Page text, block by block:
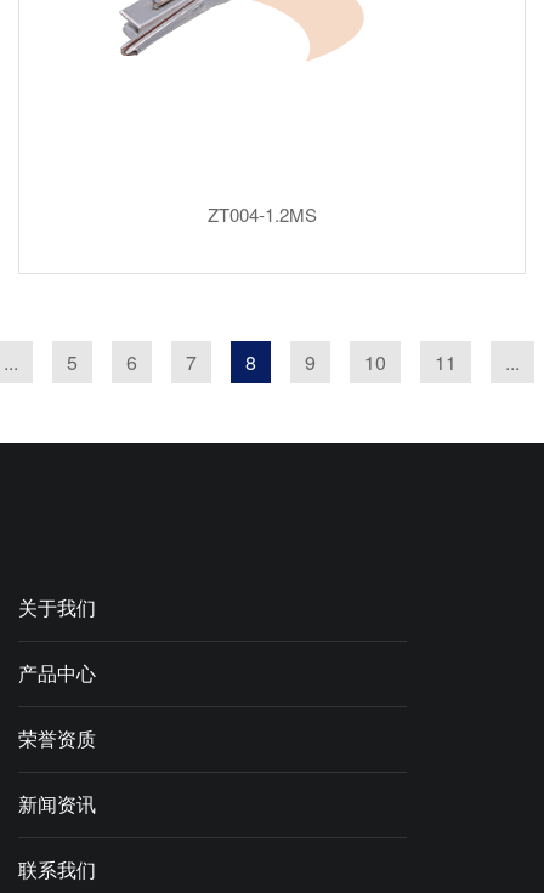
ZT004-1.2MS
... 5 6 7 8 9 10 11 ...
关于我们
产品中心
荣誉资质
新闻资讯
联系我们